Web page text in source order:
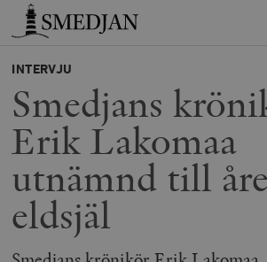
Timbro
INTERVJU
Smedjans
Erik Lakomaa
utnämnd till
eldsjäl